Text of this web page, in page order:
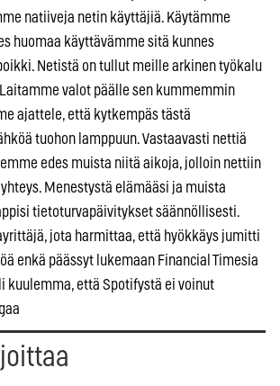
natiiveja netin käyttäjiä. Käytämme
huomaa käyttävämme sitä kunnes
Netistä on tullut meille arkinen työkalu
valot päälle sen kummemmin
ajattele, että kytkempäs tästä
tuohon lamppuun. Vastaavasti nettiä
edes muista niitä aikoja, jolloin nettiin
Menestystä elämääsi ja muista
tietoturvapäivitykset säännöllisesti.
jota harmittaa, että hyökkäys jumitti
enkä päässyt lukemaan Financial Timesia
kuulemma, että Spotifystä ei voinut